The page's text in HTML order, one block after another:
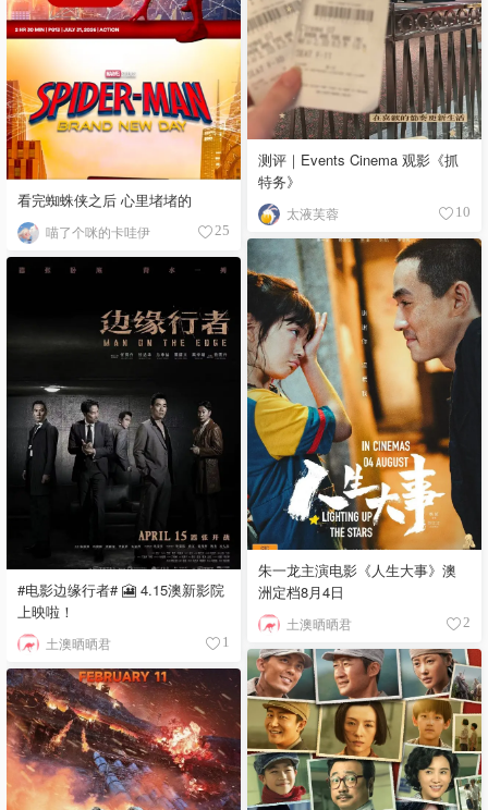
看完蜘蛛侠之后 心里堵堵的
喵了个咪的卡哇伊 25
测评｜Events Cinema 观影《抓
特务》
太液芙蓉 10
朱一龙主演电影《人生大事》澳
洲定档8月4日
土澳晒晒君 2
#电影边缘行者# 🎦 4.15澳新影院
上映啦！
土澳晒晒君 1